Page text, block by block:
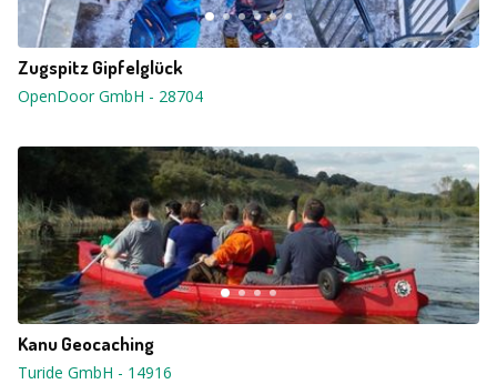
Zugspitz Gipfelglück
OpenDoor GmbH - 28704
Kanu Geocaching
Turide GmbH - 14916